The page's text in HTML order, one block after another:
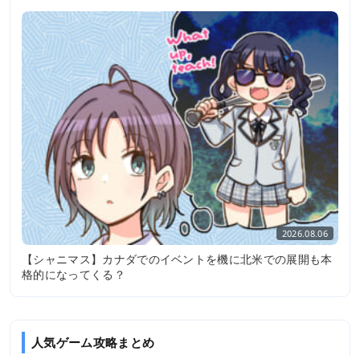
2026.08.06
【シャニマス】カナダでのイベントを機に北米での展開も本
格的になってくる？
人気ゲーム攻略まとめ